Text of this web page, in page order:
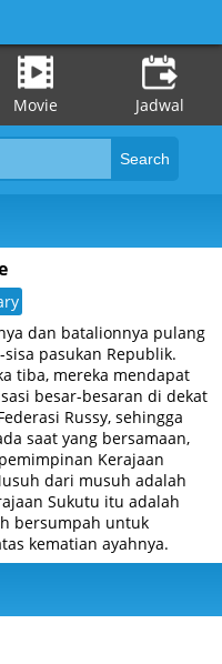
Movie Jadwal
dan batalionnya pulang
pasukan Republik.
tiba, mereka mendapat
besar-besaran di dekat
Russy, sehingga
saat yang bersamaan,
Kerajaan
dari musuh adalah
Sukutu itu adalah
bersumpah untuk
kematian ayahnya.